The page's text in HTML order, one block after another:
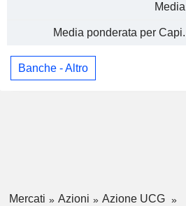
Media
Media ponderata per Capi.
Banche - Altro
Mercati Azioni
Azione UCG